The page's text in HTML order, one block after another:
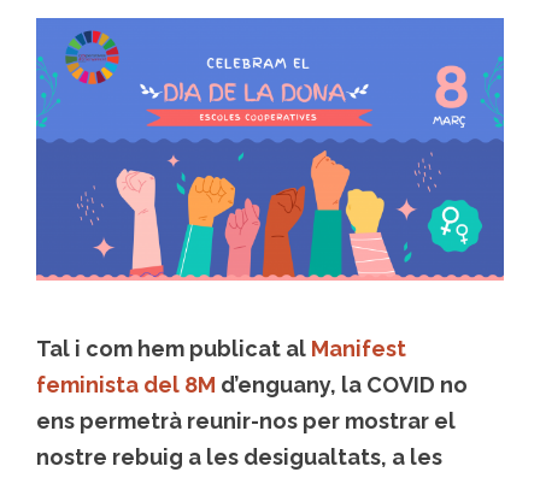
Tal i com hem publicat al Manifest
feminista del 8M d’enguany, la COVID no
ens permetrà reunir-nos per mostrar el
nostre rebuig a les desigualtats, a les